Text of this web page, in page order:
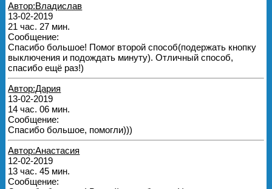
Автор:Владислав
13-02-2019
21 час. 27 мин.
Сообщение:
Спасибо большое! Помог второй способ(подержать кнопку
выключения и подождать минуту). Отличный способ,
спасибо ещё раз!)
Автор:Дария
13-02-2019
14 час. 06 мин.
Сообщение:
Спасибо большое, помогли)))
Автор:Анастасия
12-02-2019
13 час. 45 мин.
Сообщение: